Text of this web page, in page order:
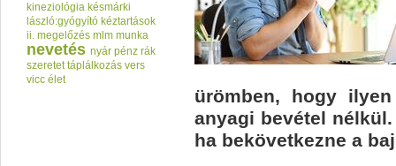
kineziológia késmárki
lászló:gyógyító kéztartások
ii. megelőzés mlm munka
nevetés nyár pénz rák
szeretet táplálkozás vers
vicc élet
ürömben, hogy
anyagi bevétel
ha bekövetkezne a